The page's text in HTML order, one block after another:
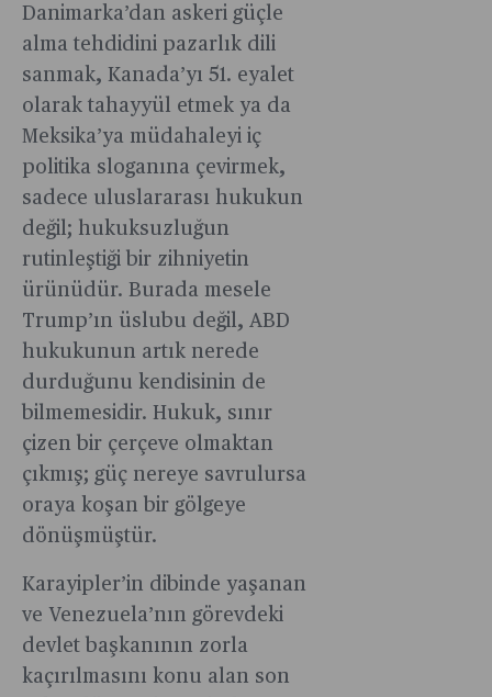
Danimarka’dan askeri güçle
alma tehdidini pazarlık dili
sanmak, Kanada’yı 51. eyalet
olarak tahayyül etmek ya da
Meksika’ya müdahaleyi iç
politika sloganına çevirmek,
sadece uluslararası hukukun
değil; hukuksuzluğun
rutinleştiği bir zihniyetin
ürünüdür. Burada mesele
Trump’ın üslubu değil, ABD
hukukunun artık nerede
durduğunu kendisinin de
bilmemesidir. Hukuk, sınır
çizen bir çerçeve olmaktan
çıkmış; güç nereye savrulursa
oraya koşan bir gölgeye
dönüşmüştür.
Karayipler’in dibinde yaşanan
ve Venezuela’nın görevdeki
devlet başkanının zorla
kaçırılmasını konu alan son